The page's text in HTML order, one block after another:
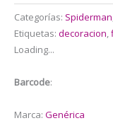
Aluminio
Venom
5
Pzas
Categorías: Spiderman
Etiquetas: decoracion,
Loading...
Barcode:
Marca: Genérica